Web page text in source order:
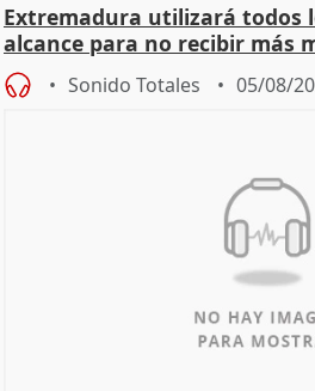
Extremadura utilizará todos
alcance para no recibir más
Sonido Totales 05/08/